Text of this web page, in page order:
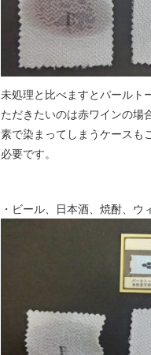
未処理と比べますとパールト
ただきたいのは赤ワインの場
素で染まってしまうケースも
必要です。
・ビール、日本酒、焼酎、